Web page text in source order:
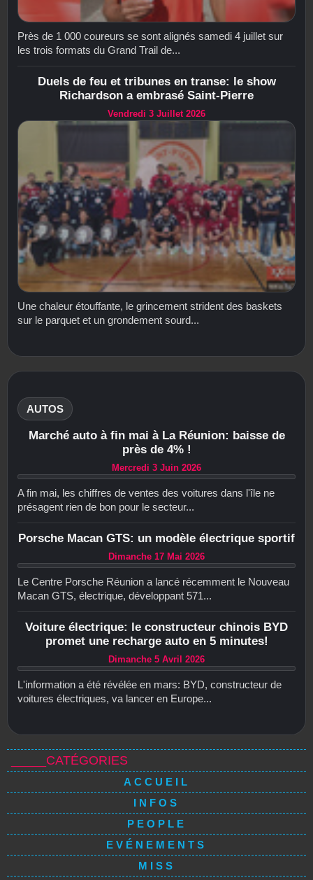
Près de 1 000 coureurs se sont alignés samedi 4 juillet sur
les trois formats du Grand Trail de...
Duels de feu et tribunes en transe: le show
Richardson a embrasé Saint-Pierre
Vendredi 3 Juillet 2026
Une chaleur étouffante, le grincement strident des baskets
sur le parquet et un grondement sourd...
AUTOS
Marché auto à fin mai à La Réunion: baisse de
près de 4% !
Mercredi 3 Juin 2026
A fin mai, les chiffres de ventes des voitures dans l'île ne
présagent rien de bon pour le secteur...
Porsche Macan GTS: un modèle électrique sportif
Dimanche 17 Mai 2026
Le Centre Porsche Réunion a lancé récemment le Nouveau
Macan GTS, électrique, développant 571...
Voiture électrique: le constructeur chinois BYD
promet une recharge auto en 5 minutes!
Dimanche 5 Avril 2026
L'information a été révélée en mars: BYD, constructeur de
voitures électriques, va lancer en Europe...
_____CATÉGORIES
ACCUEIL
INFOS
PEOPLE
EVÉNEMENTS
MISS